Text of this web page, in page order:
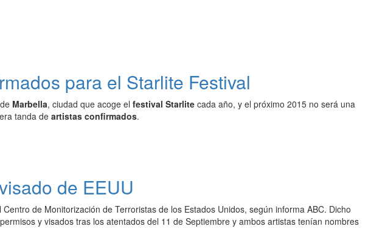
para el Starlite Festival
Marbella, ciudad que acoge el festival Starlite cada año, y el próximo 2015 no será una
tanda de artistas confirmados.
de EEUU
de Monitorización de Terroristas de los Estados Unidos, según informa ABC. Dicho
y visados tras los atentados del 11 de Septiembre y ambos artistas tenían nombres